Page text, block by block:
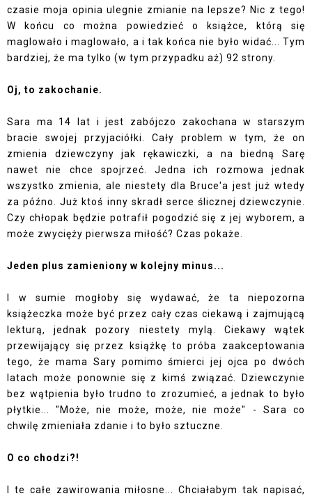
czasie moja opinia ulegnie zmianie na lepsze? Nic z tego!
W końcu co można powiedzieć o książce, którą się
maglowało i maglowało, a i tak końca nie było widać... Tym
bardziej, że ma tylko (w tym przypadku aż) 92 strony.
Oj, to zakochanie.
Sara ma 14 lat i jest zabójczo zakochana w starszym
bracie swojej przyjaciółki. Cały problem w tym, że on
zmienia dziewczyny jak rękawiczki, a na biedną Sarę
nawet nie chce spojrzeć. Jedna ich rozmowa jednak
wszystko zmienia, ale niestety dla Bruce'a jest już wtedy
za późno. Już ktoś inny skradł serce ślicznej dziewczynie.
Czy chłopak będzie potrafił pogodzić się z jej wyborem, a
może zwycięży pierwsza miłość? Czas pokaże.
Jeden plus zamieniony w kolejny minus...
I w sumie mogłoby się wydawać, że ta niepozorna
książeczka może być przez cały czas ciekawą i zajmującą
lekturą, jednak pozory niestety mylą. Ciekawy wątek
przewijający się przez książkę to próba zaakceptowania
tego, że mama Sary pomimo śmierci jej ojca po dwóch
latach może ponownie się z kimś związać. Dziewczynie
bez wątpienia było trudno to zrozumieć, a jednak to było
płytkie... "Może, nie może, może, nie może" - Sara co
chwilę zmieniała zdanie i to było sztuczne.
O co chodzi?!
I te całe zawirowania miłosne... Chciałabym tak napisać,